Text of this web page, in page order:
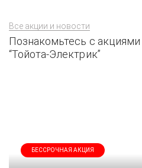
Все акции и новости
Познакомьтесь с
“Тойота-Электрик”
БЕССРОЧНАЯ АКЦИЯ